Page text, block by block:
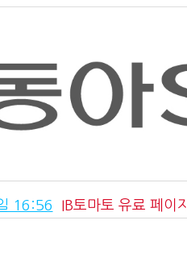
16:56 IB토마토 유료 페이지